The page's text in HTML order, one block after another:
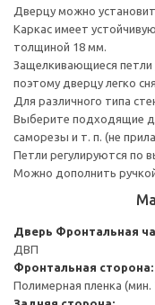
Дверцу можно
Каркас имеет
толщиной 18 мм.
Защелкивающиеся петли
поэтому дверцу легко
Для различного типа
Выберите подходящие
саморезы и т. п. (не
Петли регулируются по
Можно дополнить
Дверь Фронтальная
ДВП
Фронтальная сторона:
Полимерная пленка